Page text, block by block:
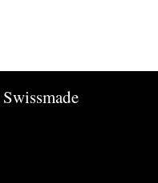
Swissmade